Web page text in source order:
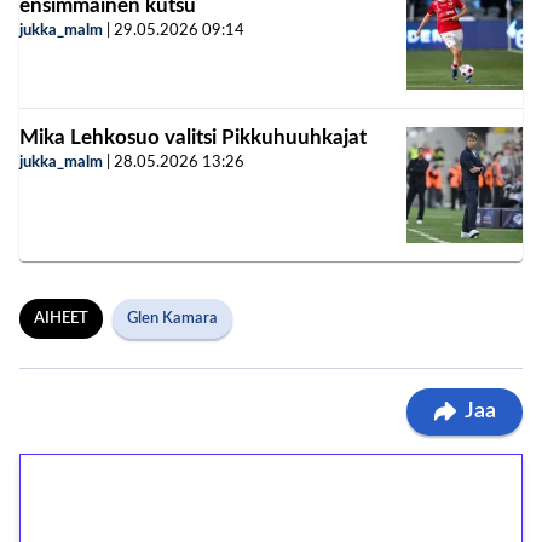
ensimmäinen kutsu
jukka_malm 29.05.2026 09:14
Mika Lehkosuo valitsi Pikkuhuuhkajat
jukka_malm 28.05.2026 13:26
AIHEET Glen Kamara
Jaa